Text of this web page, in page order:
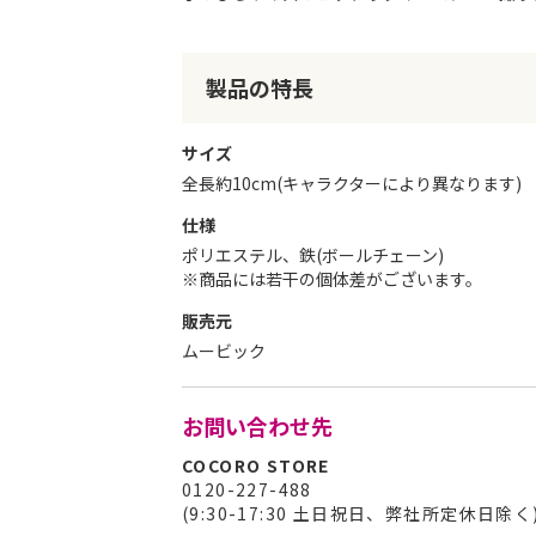
に
移
動
す
る
製品の特長
サイズ
全長約10cm(キャラクターにより異なります)
仕様
ポリエステル、鉄(ボールチェーン)
※商品には若干の個体差がございます。
販売元
ムービック
お問い合わせ先
COCORO STORE
0120-227-488
(9:30-17:30 土日祝日、弊社所定休日除